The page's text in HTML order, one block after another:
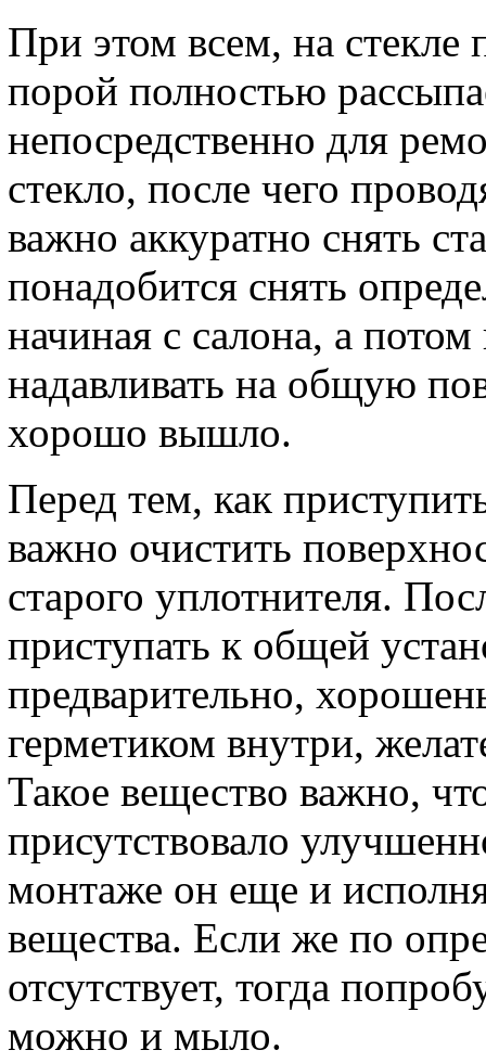
При этом всем, на стекле
порой полностью
непосредственно для
стекло, после чего
важно аккуратно снять
понадобится снять
начиная с салона, а
надавливать на общую
хорошо вышло.
Перед тем, как
важно очистить
старого уплотнителя.
приступать к общей
предварительно,
герметиком внутри,
Такое вещество важно,
присутствовало
монтаже он еще и
вещества. Если же по
отсутствует, тогда
можно и мыло.